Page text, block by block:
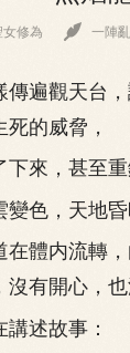
修為  一陣
觀天台，
的威脅，
，甚至重
，天地昏
内流轉，
有開心，也
述故事：